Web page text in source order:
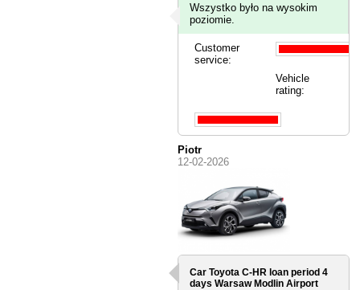
Wszystko było na wysokim
poziomie.
Customer
service:
Vehicle
rating:
Piotr
12-02-2026
Car Toyota C-HR loan period 4
daysWarsaw Modlin Airport